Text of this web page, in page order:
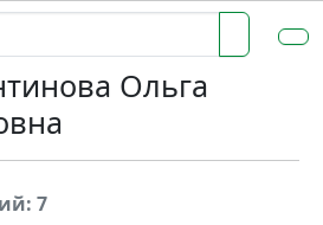
Ольга
7